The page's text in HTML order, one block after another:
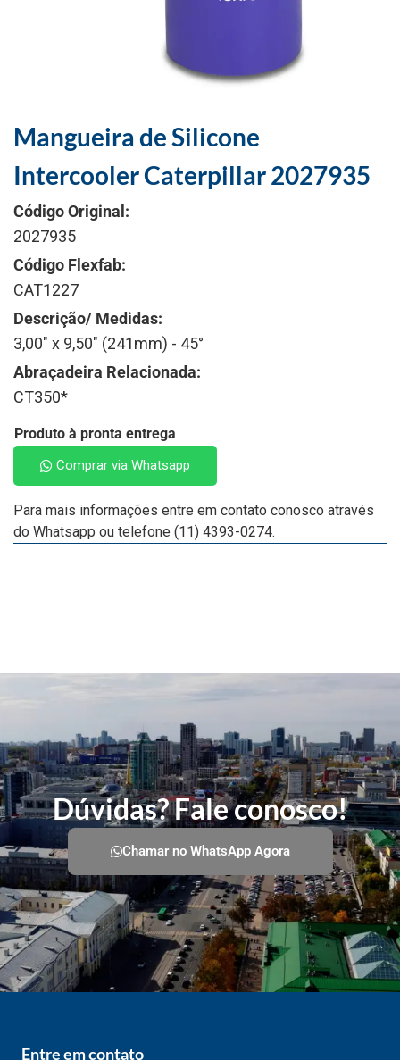
Mangueira de Silicone
Intercooler Caterpillar 2027935
Código Original:
2027935
Código Flexfab:
CAT1227
Descrição/ Medidas:
3,00" x 9,50" (241mm) - 45°
Abraçadeira Relacionada:
CT350*
Produto à pronta entrega
Comprar via Whatsapp
Para mais informações entre em contato conosco através
do Whatsapp ou telefone (11) 4393-0274.
Dúvidas? Fale conosco!
Chamar no WhatsApp Agora
Entre em contato